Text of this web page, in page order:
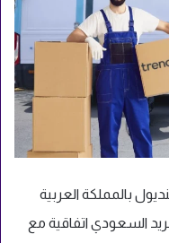
بالمملكة العربية
السعودي اتفاقية مع